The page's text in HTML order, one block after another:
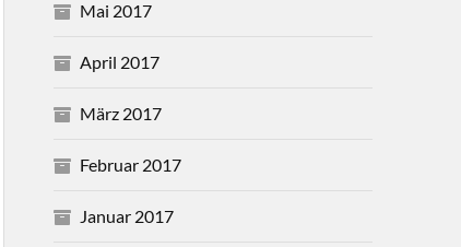
Mai 2017
April 2017
März 2017
Februar 2017
Januar 2017